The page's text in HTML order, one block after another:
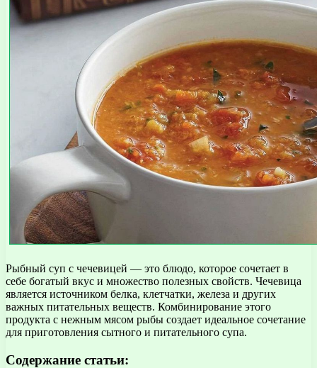
Рыбный суп с чечевицей — это блюдо, которое сочетает в
себе богатый вкус и множество полезных свойств. Чечевица
является источником белка, клетчатки, железа и других
важных питательных веществ. Комбинирование этого
продукта с нежным мясом рыбы создает идеальное сочетание
для приготовления сытного и питательного супа.
Содержание статьи: